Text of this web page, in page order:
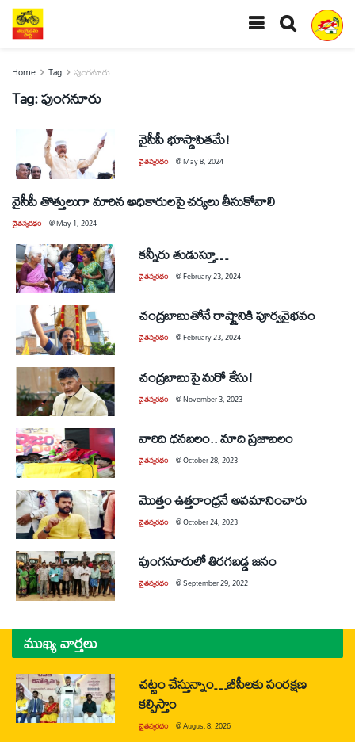
Home Tag పుంగనూరు
Tag:పుంగనూరు
వైసీపీ భూస్థాపితమే!
చైతన్యరధం @May 8, 2024
వైసీపీ తొత్తులుగా మారిన అధికారులపై చర్యలు తీసుకోవాలి
చైతన్యరధం @May 1, 2024
కన్నీరు తుడుస్తూ…
చైతన్యరధం @February 23, 2024
చంద్రబాబుతోనే రాష్ట్రానికి పూర్వవైభవం
చైతన్యరధం @February 23, 2024
చంద్రబాబుపై మరో కేసు!
చైతన్యరధం @November 3, 2023
వారిది ధనబలం.. మాది ప్రజాబలం
చైతన్యరధం @October 28, 2023
మొత్తం ఉత్తరాంధ్రనే అవమానించారు
చైతన్యరధం @October 24, 2023
పుంగనూరులో తిరగబడ్డ జనం
చైతన్యరధం @September 29, 2022
ముఖ్య వార్తలు
చట్టం చేస్తున్నాం…బీసీలకు సంరక్షణ
కల్పిస్తాం
చైతన్యరధం @August 8, 2026